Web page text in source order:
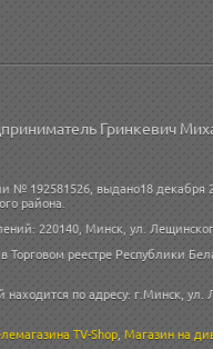
Гринкевич
№ 192581526, выдано18 декабря
района.
220140, Минск, ул.
Торговом реестре Республики
по адресу: г.Минск, ул.
TV-Shop,Магазин на